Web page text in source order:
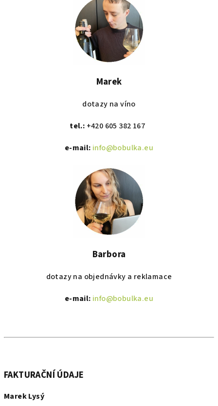
Marek
dotazy na víno
tel.: +420 605 382 167
e-mail: info@bobulka.eu
Barbora
dotazy na objednávky a reklamace
e-mail: info@bobulka.eu
FAKTURAČNÍ ÚDAJE
Marek Lysý